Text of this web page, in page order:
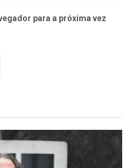
para a próxima vez